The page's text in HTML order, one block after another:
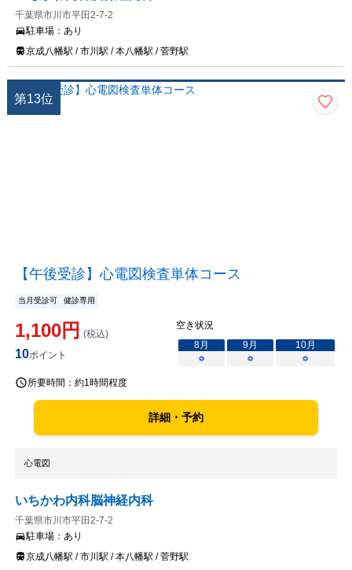
千葉県市川市平田2-7-2
駐車場： あり
京成八幡駅 / 市川駅 / 本八幡駅 / 菅野駅
第13位
【午後受診】心電図検査単体コース
当月受診可 健診専用
1,100円 (税込)
10ポイント
空き状況
8月 9月 10月
○
○ ○
所要時間： 約1時間程度
詳細・予約
心電図
いちかわ内科脳神経内科
千葉県市川市平田2-7-2
駐車場： あり
京成八幡駅 / 市川駅 / 本八幡駅 / 菅野駅